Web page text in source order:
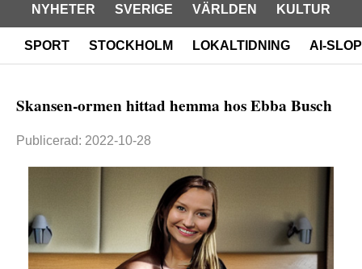
NYHETER SVERIGE VÄRLDEN KULTUR
SPORT STOCKHOLM LOKALTIDNING AI-SLOP
Skansen-ormen hittad hemma hos Ebba Busch
Publicerad: 2022-10-28